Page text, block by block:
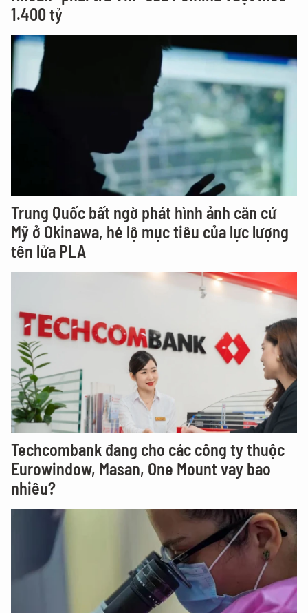
1.400 tỷ
Trung Quốc bất ngờ phát hình ảnh căn cứ
Mỹ ở Okinawa, hé lộ mục tiêu của lực lượng
tên lửa PLA
Techcombank đang cho các công ty thuộc
Eurowindow, Masan, One Mount vay bao
nhiêu?